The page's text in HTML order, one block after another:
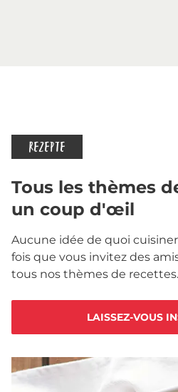
REZEPTE
Tous les thèmes
un coup d'œil
Aucune idée de quoi
fois que vous invitez des
tous nos thèmes de
LAISSEZ-VOUS